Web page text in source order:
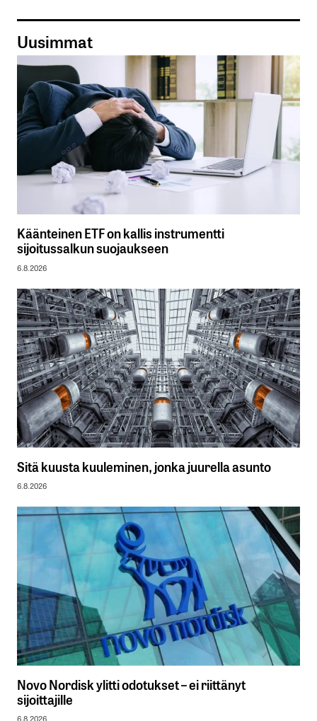
Uusimmat
Käänteinen ETF on kallis instrumentti
sijoitussalkun suojaukseen
6.8.2026
Sitä kuusta kuuleminen, jonka juurella asunto
6.8.2026
Novo Nordisk ylitti odotukset – ei riittänyt
sijoittajille
6.8.2026